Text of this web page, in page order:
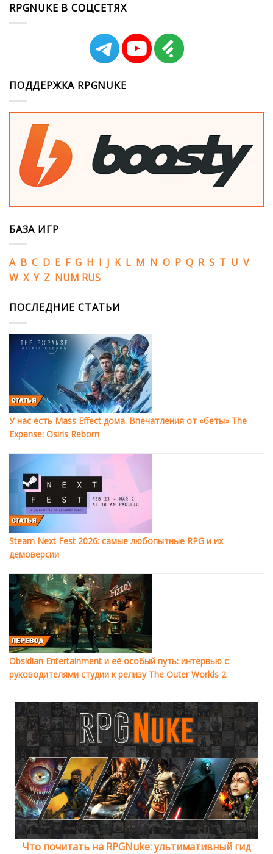
RPGNUKE В СОЦСЕТЯХ
ПОДДЕРЖКА RPGNUKE
БАЗА ИГР
A B C D E F G H I J K L M N O P Q R S T U V
W X Y Z NUM RUS
ПОСЛЕДНИЕ СТАТЬИ
У нас есть Mass Effect дома. Впечатления от «беты» The
Expanse: Osiris Reborn
Steam Next Fest 2026: самые любопытные RPG и их
демоверсии
Obsidian Entertainment и её особый путь: интервью с
руководителями студии к релизу The Outer Worlds 2
Что почитать на RPGNuke: ультимативный гид